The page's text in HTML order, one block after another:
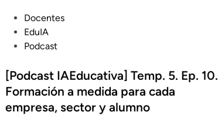
i
c
d
Docentes
EduIA
Podcast
[Podcast IAEducativa] Temp. 5. Ep. 10.
Formación a medida para cada
empresa, sector y alumno